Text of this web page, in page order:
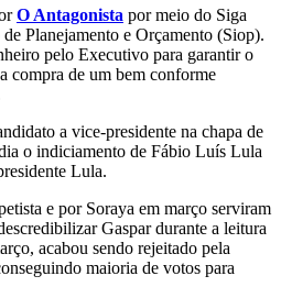
O Antagonista por meio do Siga
Planejamento e Orçamento (Siop).
pelo Executivo para garantir o
compra de um bem conforme
a vice-presidente na chapa de
o indiciamento de Fábio Luís Lula
Lula.
e por Soraya em março serviram
Gaspar durante a leitura
acabou sendo rejeitado pela
maioria de votos para